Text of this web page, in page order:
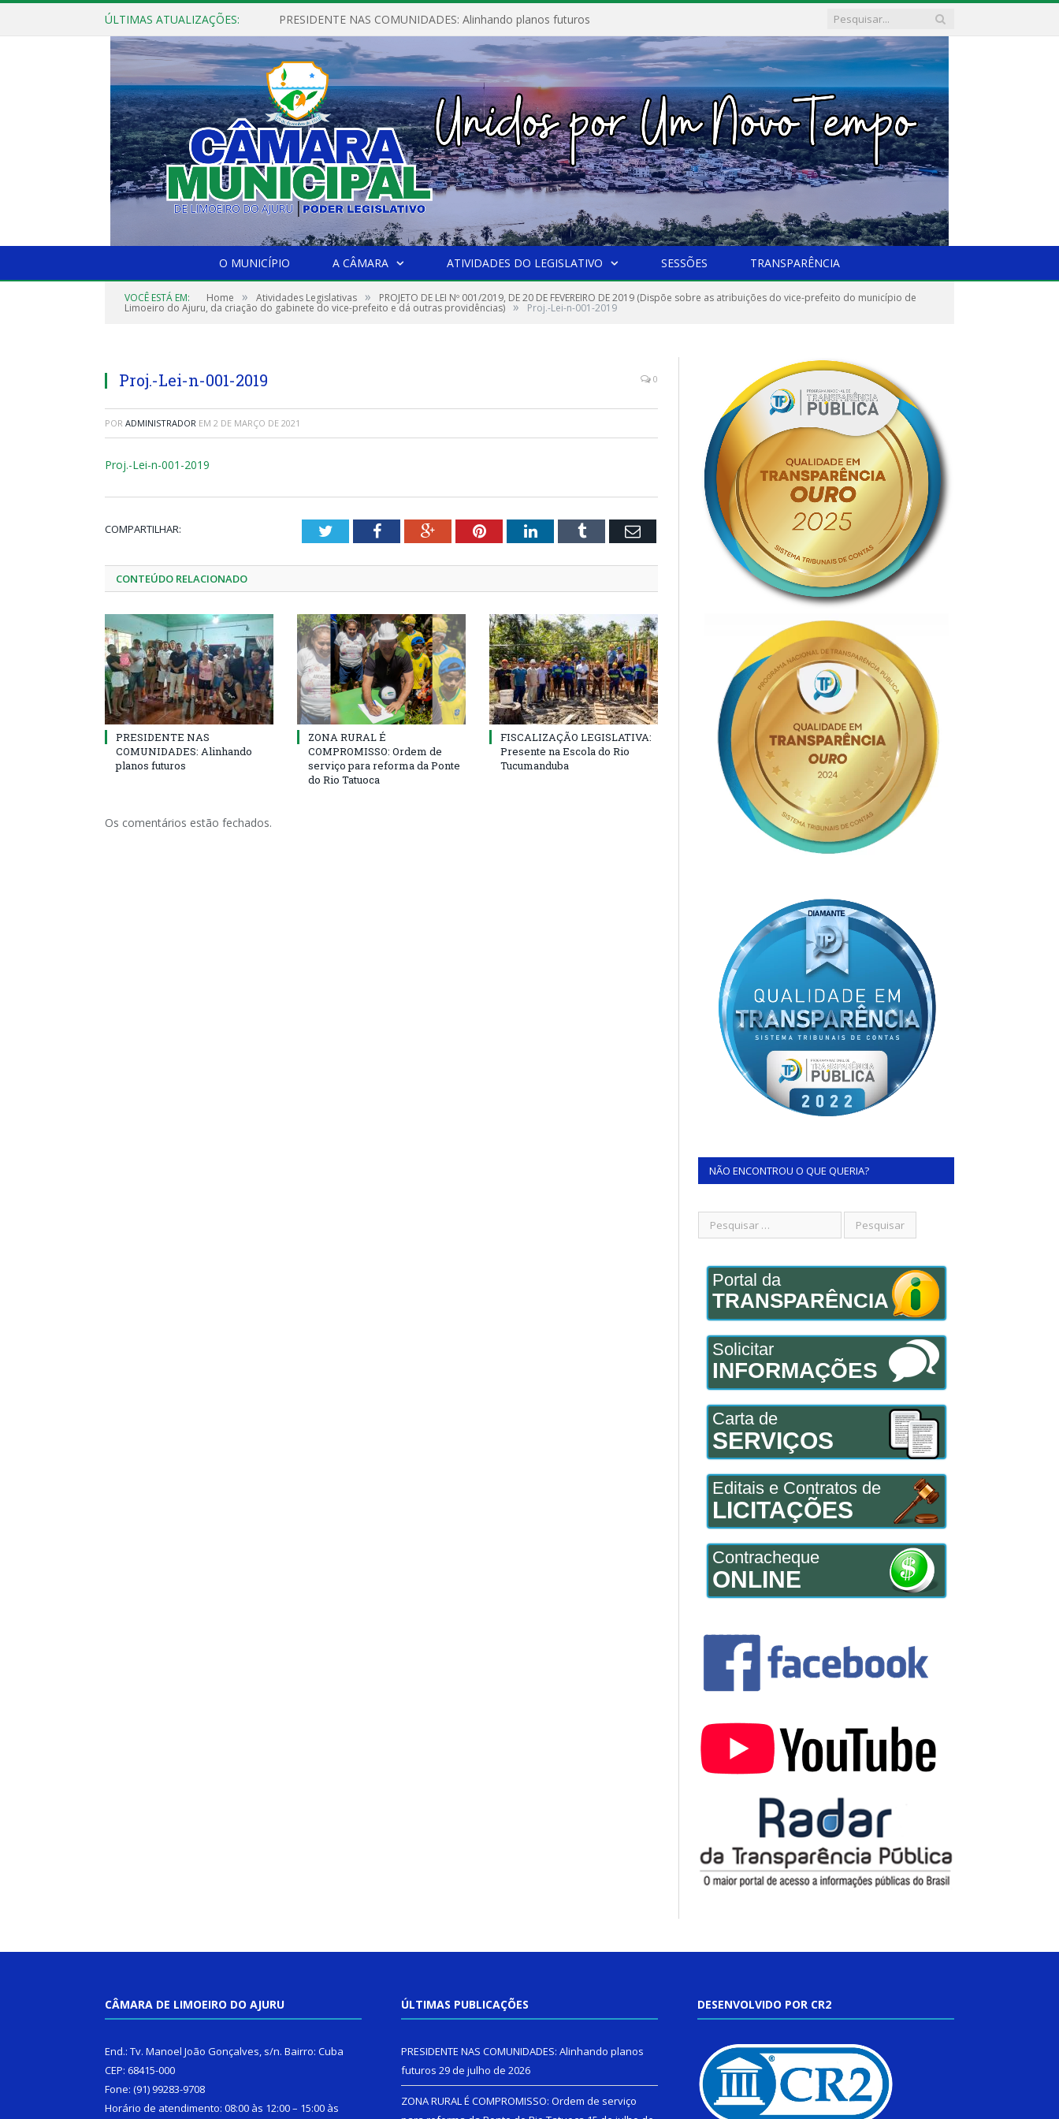
ÚLTIMAS ATUALIZAÇÕES: PRESIDENTE NAS COMUNIDADES: Alinhando planos futuros
O MUNICÍPIO A CÂMARA ATIVIDADES DO LEGISLATIVO SESSÕES TRANSPARÊNCIA
VOCÊ ESTÁ EM: Home » Atividades Legislativas » PROJETO DE LEI Nº 001/2019, DE 20 DE FEVEREIRO DE 2019 (Dispõe sobre as atribuições do vice-prefeito do município de
Limoeiro do Ajuru, da criação do gabinete do vice-prefeito e dá outras providências) » Proj.-Lei-n-001-2019
Proj.-Lei-n-001-2019 0
POR ADMINISTRADOR EM 2 DE MARÇO DE 2021
Proj.-Lei-n-001-2019
COMPARTILHAR: TwitterFacebookGoogle+PinterestLinkedInTumblr Email
CONTEÚDO RELACIONADO
PRESIDENTE NAS
COMUNIDADES: Alinhando
planos futuros
ZONA RURAL É
COMPROMISSO: Ordem de
serviço para reforma da Ponte
do Rio Tatuoca
FISCALIZAÇÃO LEGISLATIVA:
Presente na Escola do Rio
Tucumanduba
Os comentários estão fechados.
NÃO ENCONTROU O QUE QUERIA?
Portal da
TRANSPARÊNCIA
Solicitar
INFORMAÇÕES
Carta de
SERVIÇOS
Editais e Contratos de
LICITAÇÕES
Contracheque
ONLINE
CÂMARA DE LIMOEIRO DO AJURU
End.: Tv. Manoel João Gonçalves, s/n. Bairro: Cuba
CEP: 68415-000
Fone: (91) 99283-9708
Horário de atendimento: 08:00 às 12:00 – 15:00 às
ÚLTIMAS PUBLICAÇÕES
PRESIDENTE NAS COMUNIDADES: Alinhando planos
futuros 29 de julho de 2026
ZONA RURAL É COMPROMISSO: Ordem de serviço
DESENVOLVIDO POR CR2